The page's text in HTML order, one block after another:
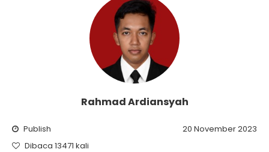
Rahmad Ardiansyah
Publish
20 November 2023
Dibaca 13471 kali